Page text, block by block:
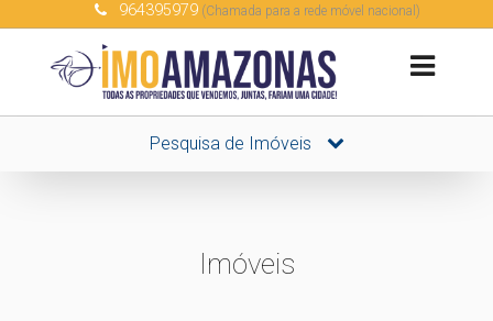
964395979 (Chamada para a rede móvel nacional)
Pesquisa de Imóveis
Imóveis